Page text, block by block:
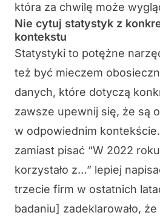
która za chwilę może
Nie cytuj statystyk z
kontekstu
Statystyki to potężne
też być mieczem
danych, które dotyczą
zawsze upewnij się, że są
w odpowiednim kontekście.
zamiast pisać “W 2022
korzystało z…” lepiej
trzecie firm w ostatnich
badaniu] zadeklarowało,